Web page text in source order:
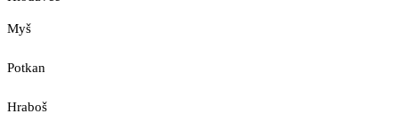
Myš
Potkan
Hraboš